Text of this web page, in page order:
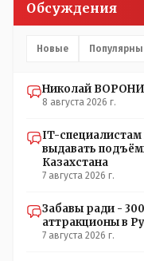
Обсуждения
Новые
Николай
8 августа 2026 г.
IT-
выдавать
Казахстана
7 августа 2026 г.
Забавы ради -
аттракционы в
7 августа 2026 г.